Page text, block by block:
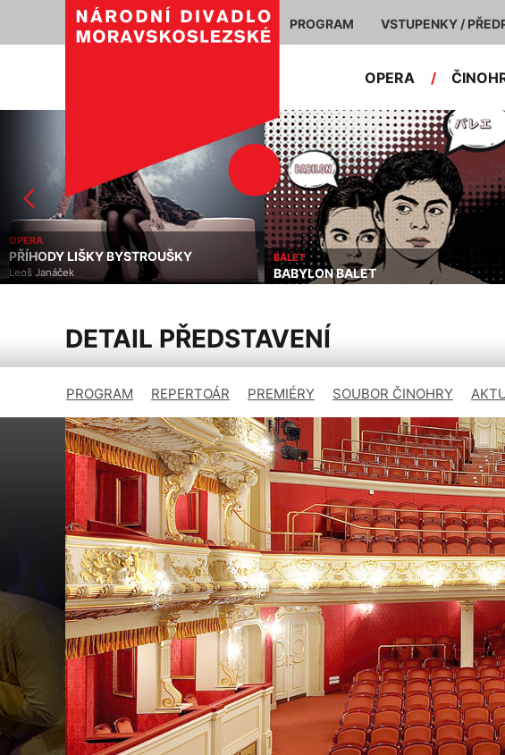
PROGRAM VSTUPENKY /
OPERA /
OPERA
PŘÍHODY LIŠKY BYSTROUŠKY
Leoš Janáček
BALET
BABYLON BALET
DETAIL PŘEDSTAVENÍ
PROGRAM REPERTOÁR PREMIÉRY SOUBOR ČINOHRY